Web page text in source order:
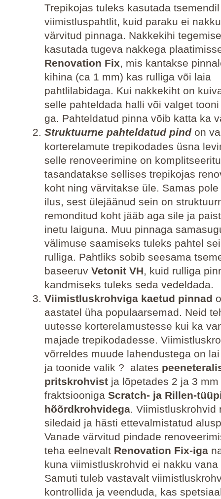
Trepikojas tuleks kasutada
viimistluspahtlit, kuid paraku ei
värvitud pinnaga. Nakkekihi
kasutada tugeva nakkega
Renovation Fix, mis kantakse
kihina (ca 1 mm) kas rulliga või laia
pahtlilabidaga. Kui nakkekiht on
selle pahteldada halli või valget
ga. Pahteldatud pinna võib katta ka
Struktuurne pahteldatud pind on
korterelamute trepikodades üsna
selle renoveerimine on
tasandatakse sellises trepikojas
koht ning värvitakse üle. Samas
ilus, sest ülejäänud sein on
remonditud koht jääb aga sile ja
inetu laiguna. Muu pinnaga
välimuse saamiseks tuleks pahtel
rulliga. Pahtliks sobib seesama
baseeruv Vetonit VH, kuid rulliga
kandmiseks tuleks seda vedeldada.
Viimistluskrohviga kaetud pinnad
aastatel üha populaarsemad. Neid
uutesse korterelamustesse kui ka
majade trepikodadesse.
võrreldes muude lahendustega on
ja toonide valik ? alates
pritskrohvist ja lõpetades 2 ja 3 mm
fraktsiooniga Scratch- ja Rillen-
hõõrdkrohvidega. Viimistluskrohvid
siledaid ja hästi ettevalmistatud
Vanade värvitud pindade
teha eelnevalt Renovation Fix-iga
kuna viimistluskrohvid ei nakku vana
Samuti tuleb vastavalt
kontrollida ja veenduda, kas